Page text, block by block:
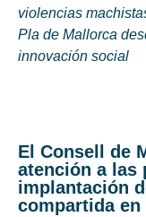
violencias
Pla de Mallorca
innovación social
El Consell de
atención a las
implantación
compartida